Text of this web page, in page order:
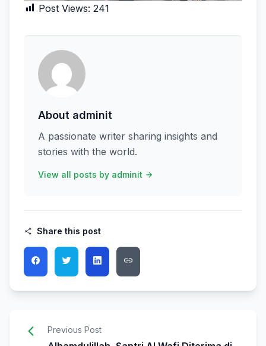
Post Views: 241
About adminit
A passionate writer sharing insights and
stories with the world.
View all posts by adminit
Share this post
Previous Post